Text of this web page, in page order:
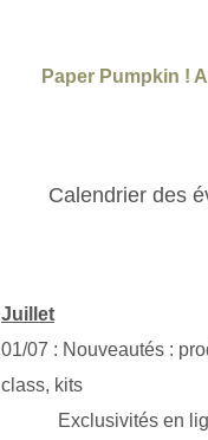
Paper Pumpkin !
Calendrier des
Juillet
01/07 : Nouveautés :
class, kits
Exclusivités en